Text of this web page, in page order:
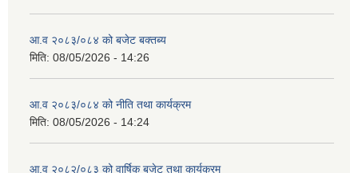
आ.व २०८३/०८४ को बजेट बक्तब्य
मिति: 08/05/2026 - 14:26
आ.व २०८३/०८४ को नीति तथा कार्यक्रम
मिति: 08/05/2026 - 14:24
आ.व २०८२/०८३ को वार्षिक बजेट तथा कार्यक्रम